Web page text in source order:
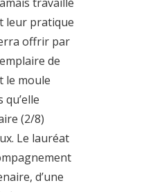
leur pratique
offrir par
de
le moule
(2/8)
Le lauréat
d’une